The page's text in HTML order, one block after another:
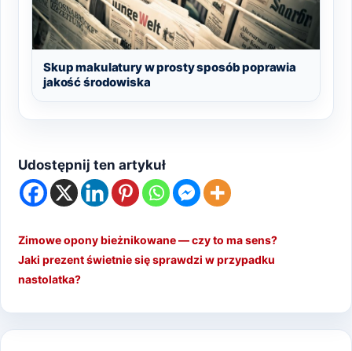
Skup makulatury w prosty sposób poprawia
jakość środowiska
Udostępnij ten artykuł
Zimowe opony bieżnikowane — czy to ma sens?
Jaki prezent świetnie się sprawdzi w przypadku
nastolatka?